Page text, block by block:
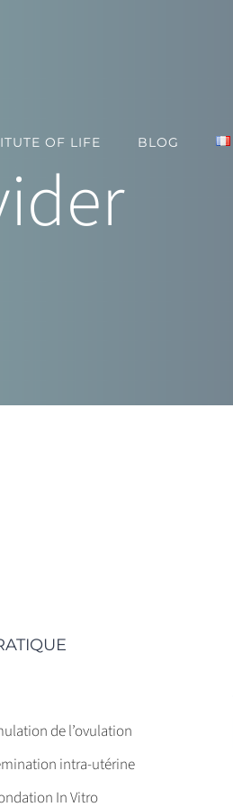
OF LIFE BLOG
de l’ovulation
intra-utérine
In Vitro